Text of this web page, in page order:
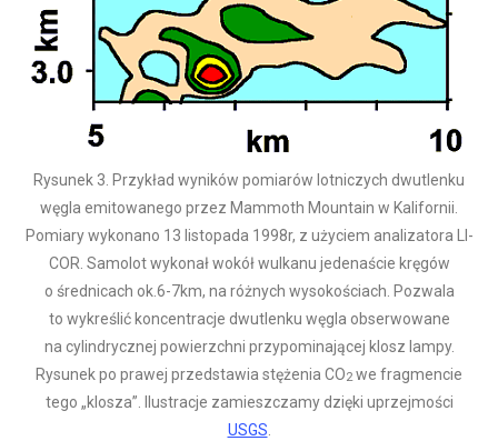
Rysunek 3. Przykład wyników pomiarów lotniczych dwutlenku
węgla emitowanego przez Mammoth Mountain w Kalifornii.
Pomiary wykonano 13 listopada 1998r, z użyciem analizatora LI-
COR. Samolot wykonał wokół wulkanu jedenaście kręgów
o średnicach ok.6-7km, na różnych wysokościach. Pozwala
to wykreślić koncentracje dwutlenku węgla obserwowane
na cylindrycznej powierzchni przypominającej klosz lampy.
Rysunek po prawej przedstawia stężenia CO2we fragmencie
tego „klosza”. Ilustracje zamieszczamy dzięki uprzejmości
USGS